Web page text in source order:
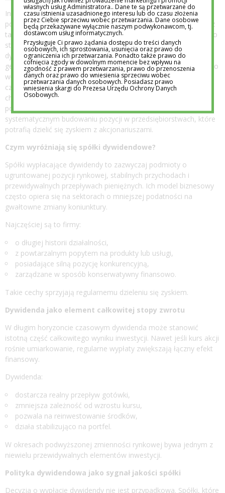
Inwestowanie dywidendowe od lat przyciąga uwagę osób, które
poszukują na rynku kapitałowym nie tylko wzrostu wartości, lecz
także regularnych przepływów pieniężnych. W przeciwieństwie do
strategii nastawionych wyłącznie na wzrost kursu, podejście
dywidendowe kładzie nacisk na jakość biznesu, zdolność do
generowania gotówki oraz długoterminową stabilność spółek. To
właśnie te cechy sprawiają, że akcje wypłacające dywidendy są
często postrzegane jako fundament portfela inwestycyjnego o
charakterze defensywnym lub dochodowym. Strategia ta nie
polega na szybkim reagowaniu na zmiany notowań, lecz na
systematycznym budowaniu pozycji w przedsiębiorstwach, które
potrafią dzielić się zyskiem z akcjonariuszami.
Czym wyróżniają się spółki dywidendowe?
Spółki wypłacające dywidendy to zazwyczaj podmioty o
ugruntowanej pozycji rynkowej, stabilnych przychodach i
przewidywalnych przepływach pieniężnych. Ich model biznesowy
często opiera się na sektorach o mniejszej podatności na
gwałtowne zmiany koniunktury.
Najczęściej są to firmy:
o długiej historii działalności,
z powtarzalnym popytem na produkty lub usługi,
posiadające silną pozycję konkurencyjną,
zarządzane w sposób konserwatywny finansowo.
Takie cechy sprzyjają regularnemu dzieleniu się zyskiem.
Dywidenda jako element całkowitej stopy zwrotu
W długim horyzoncie czasowym dywidenda może stanowić
istotną część całkowitego wyniku inwestycji. Nawet jeśli kurs akcji
rośnie umiarkowanie, regularne wypłaty zwiększają łączny efekt
finansowy.
Dywidenda:
dostarcza realny przepływ gotówki,
zmniejsza zależność od wzrostu kursu,
pozwala na reinwestowanie środków,
działa stabilizująco na portfel.
W okresach podwyższonej zmienności rynkowej bywa jednym z
niewielu przewidywalnych elementów inwestycji.
Polityka dywidendowa jako sygnał jakości spółki
Decyzja o wypłacie dywidendy nie jest przypadkowa. Spółki, które
własnych usług Administratora.. Dane te są przetwarzane do
czasu istnienia uzasadnionego interesu lub do czasu złożenia
przez Ciebie sprzeciwu wobec przetwarzania. Dane osobowe
będą przekazywane wyłącznie naszym podwykonawcom, tj.
dostawcom usług informatycznych.
Przysługuje Ci prawo żądania dostępu do treści danych
osobowych, ich sprostowania, usunięcia oraz prawo do
ograniczenia ich przetwarzania. Ponadto także prawo do
cofnięcia zgody w dowolnym momencie bez wpływu na
zgodność z prawem przetwarzania, prawo do przenoszenia
danych oraz prawo do wniesienia sprzeciwu wobec
przetwarzania danych osobowych. Posiadasz prawo
wniesienia skargi do Prezesa Urzędu Ochrony Danych
Osobowych.